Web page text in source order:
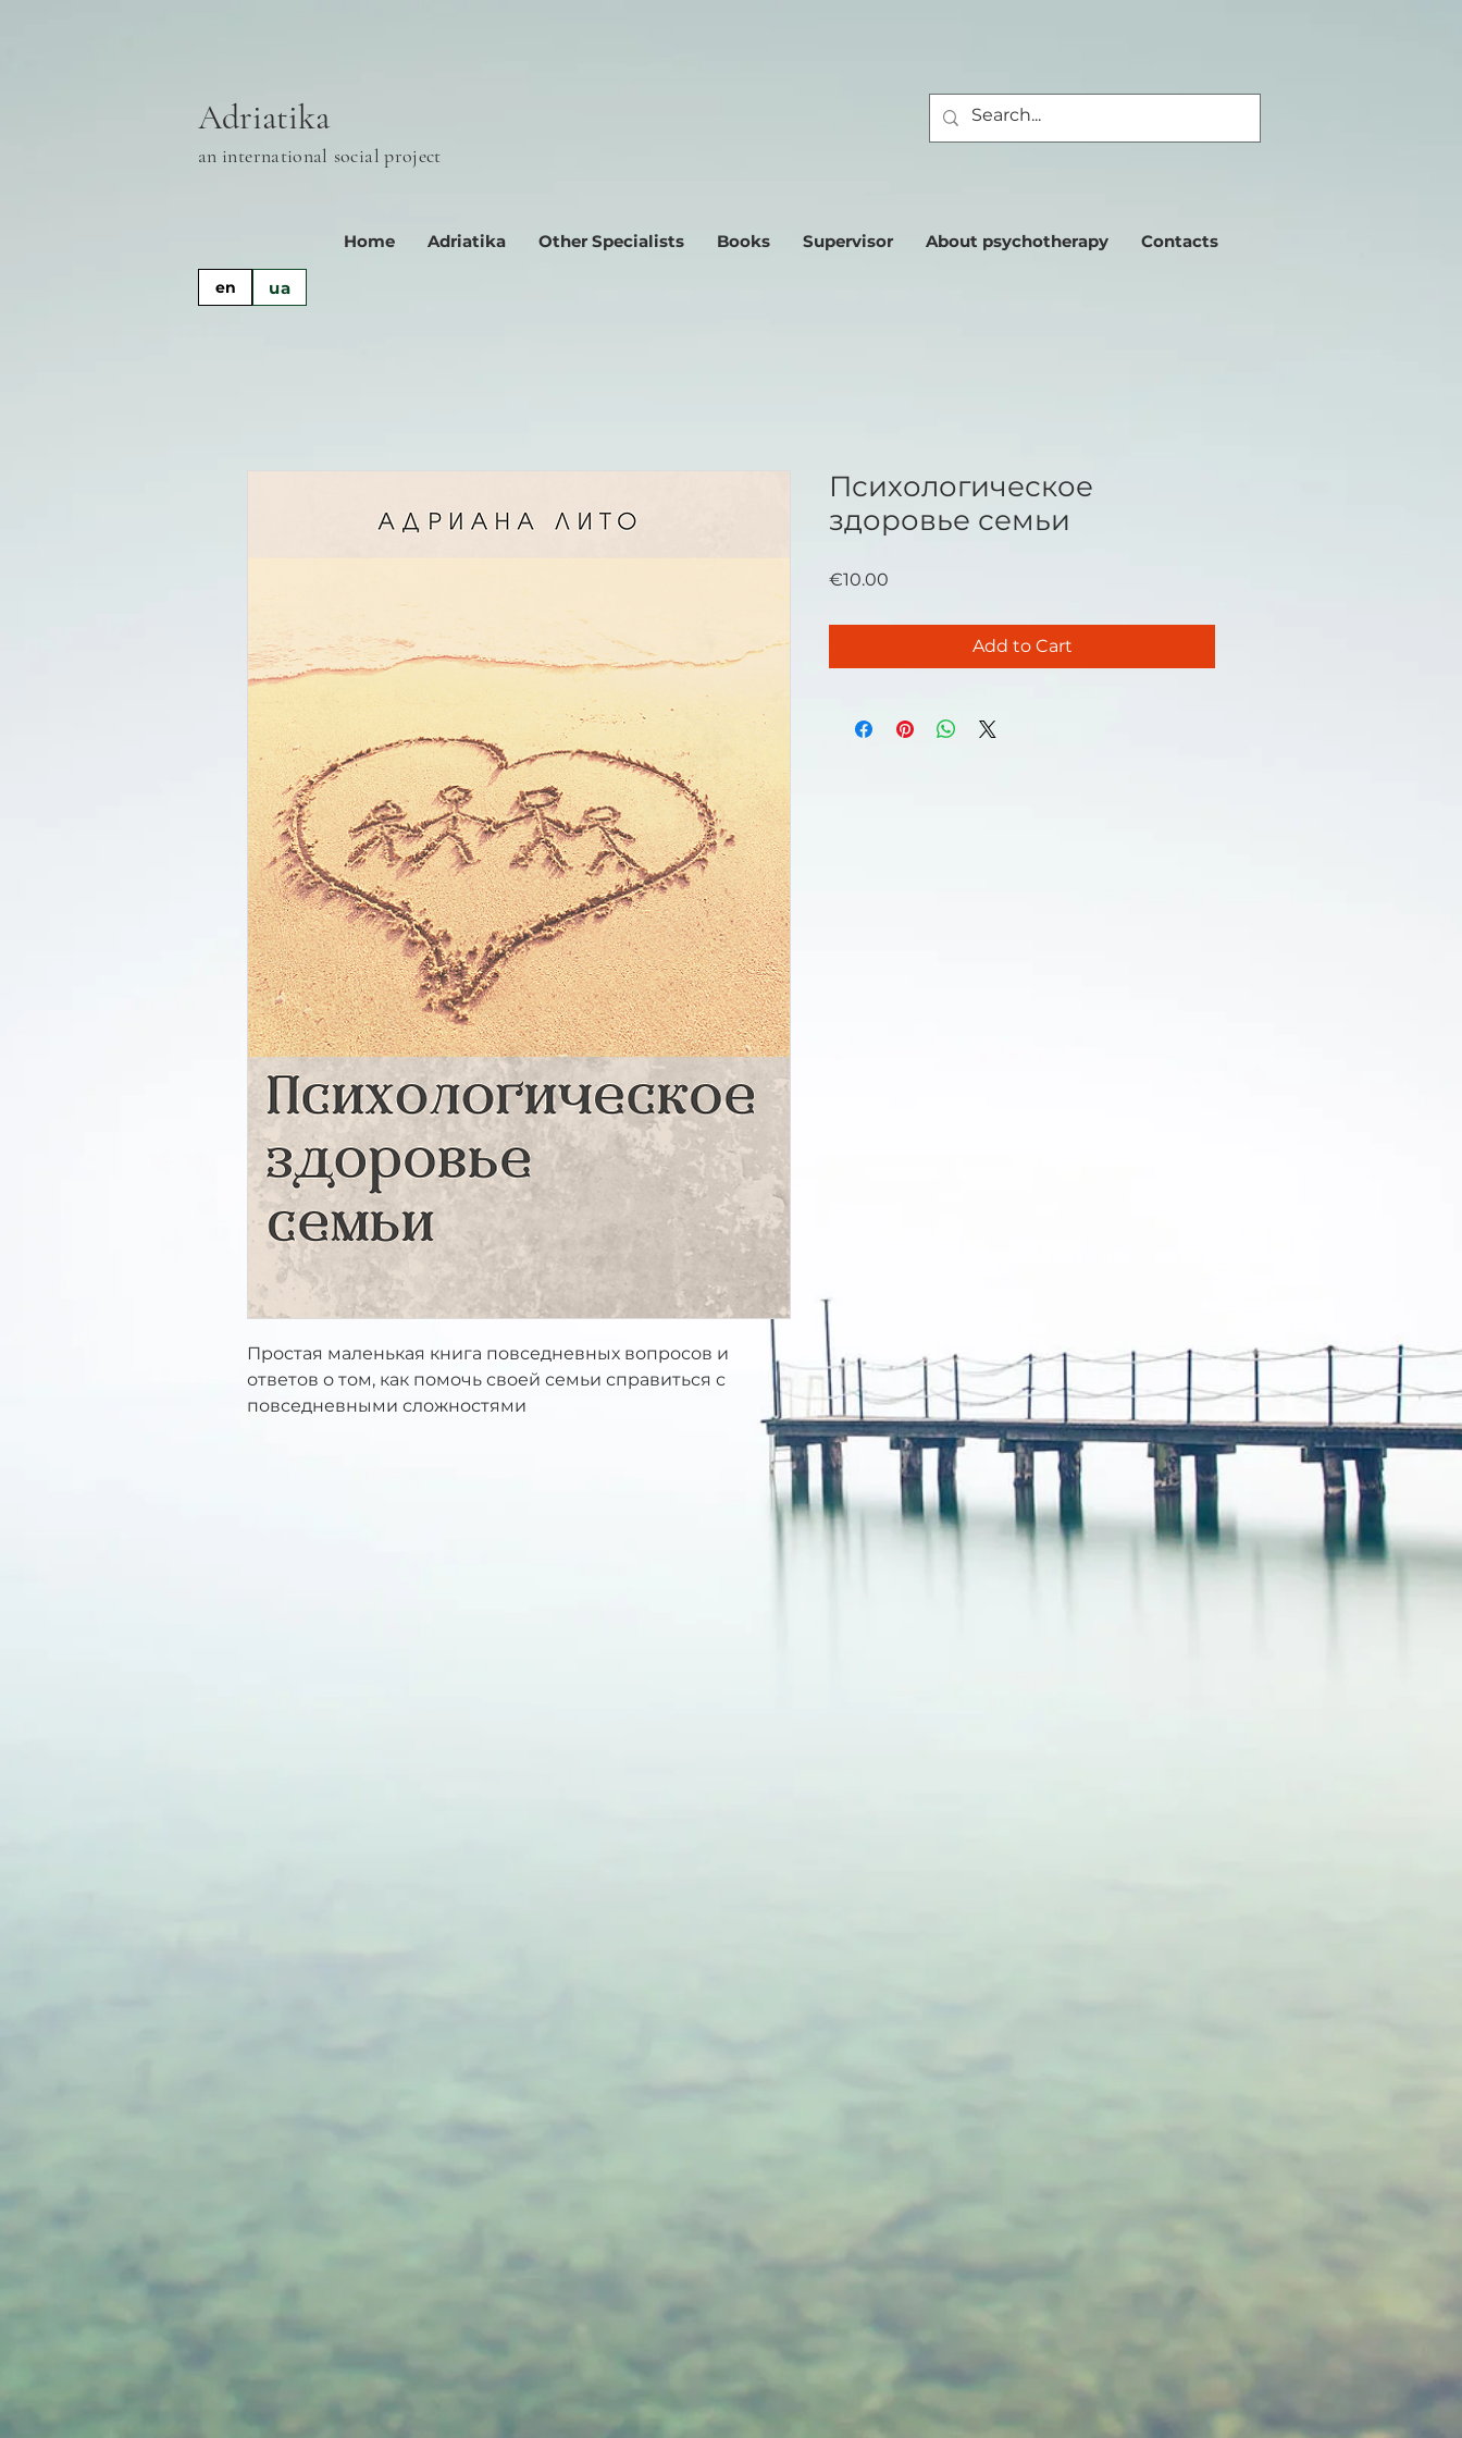
Adriatika
an international social project
Home Adriatika Other Specialists Books Supervisor About psychotherapy Contacts
en ua
Простая маленькая книга повседневных вопросов и
ответов о том, как помочь своей семьи справиться с
повседневными сложностями
Психологическое
здоровье семьи
€10.00
Add to Cart